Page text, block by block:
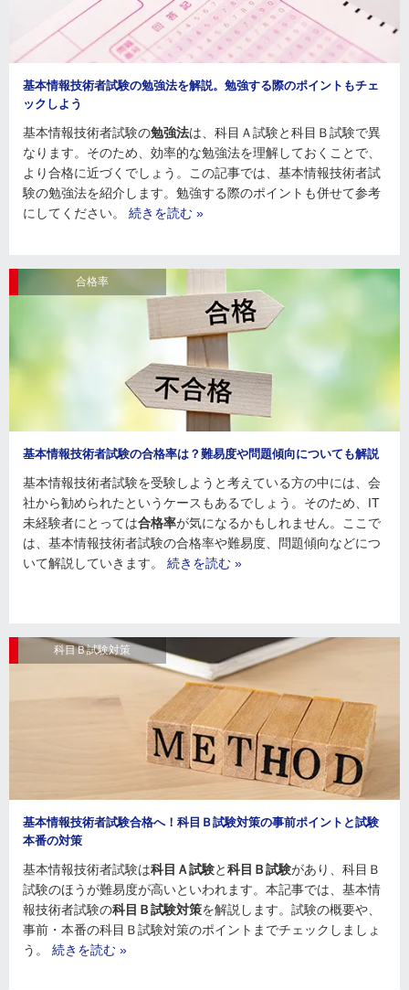
基本情報技術者試験の勉強法を解説。勉強する際のポイントもチェ
ックしよう
基本情報技術者試験の勉強法は、科目Ａ試験と科目Ｂ試験で異
なります。そのため、効率的な勉強法を理解しておくことで、
より合格に近づくでしょう。この記事では、基本情報技術者試
験の勉強法を紹介します。勉強する際のポイントも併せて参考
にしてください。 続きを読む »
合格率
基本情報技術者試験の合格率は？難易度や問題傾向についても解説
基本情報技術者試験を受験しようと考えている方の中には、会
社から勧められたというケースもあるでしょう。そのため、IT
未経験者にとっては合格率が気になるかもしれません。ここで
は、基本情報技術者試験の合格率や難易度、問題傾向などにつ
いて解説していきます。 続きを読む »
科目Ｂ試験対策
基本情報技術者試験合格へ！科目Ｂ試験対策の事前ポイントと試験
本番の対策
基本情報技術者試験は科目Ａ試験と科目Ｂ試験があり、科目Ｂ
試験のほうが難易度が高いといわれます。本記事では、基本情
報技術者試験の科目Ｂ試験対策を解説します。試験の概要や、
事前・本番の科目Ｂ試験対策のポイントまでチェックしましょ
う。 続きを読む »